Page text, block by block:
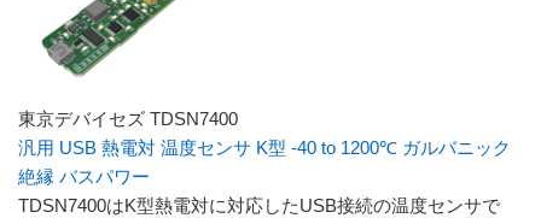
東京デバイセズ TDSN7400
汎用 USB 熱電対 温度センサ K型 -40 to 1200℃ ガルバニック
絶縁 バスパワー
TDSN7400はK型熱電対に対応したUSB接続の温度センサで